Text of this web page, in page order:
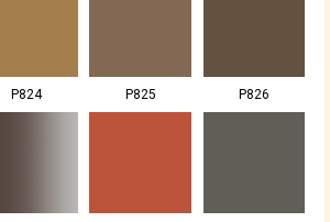
P824 P825 P826